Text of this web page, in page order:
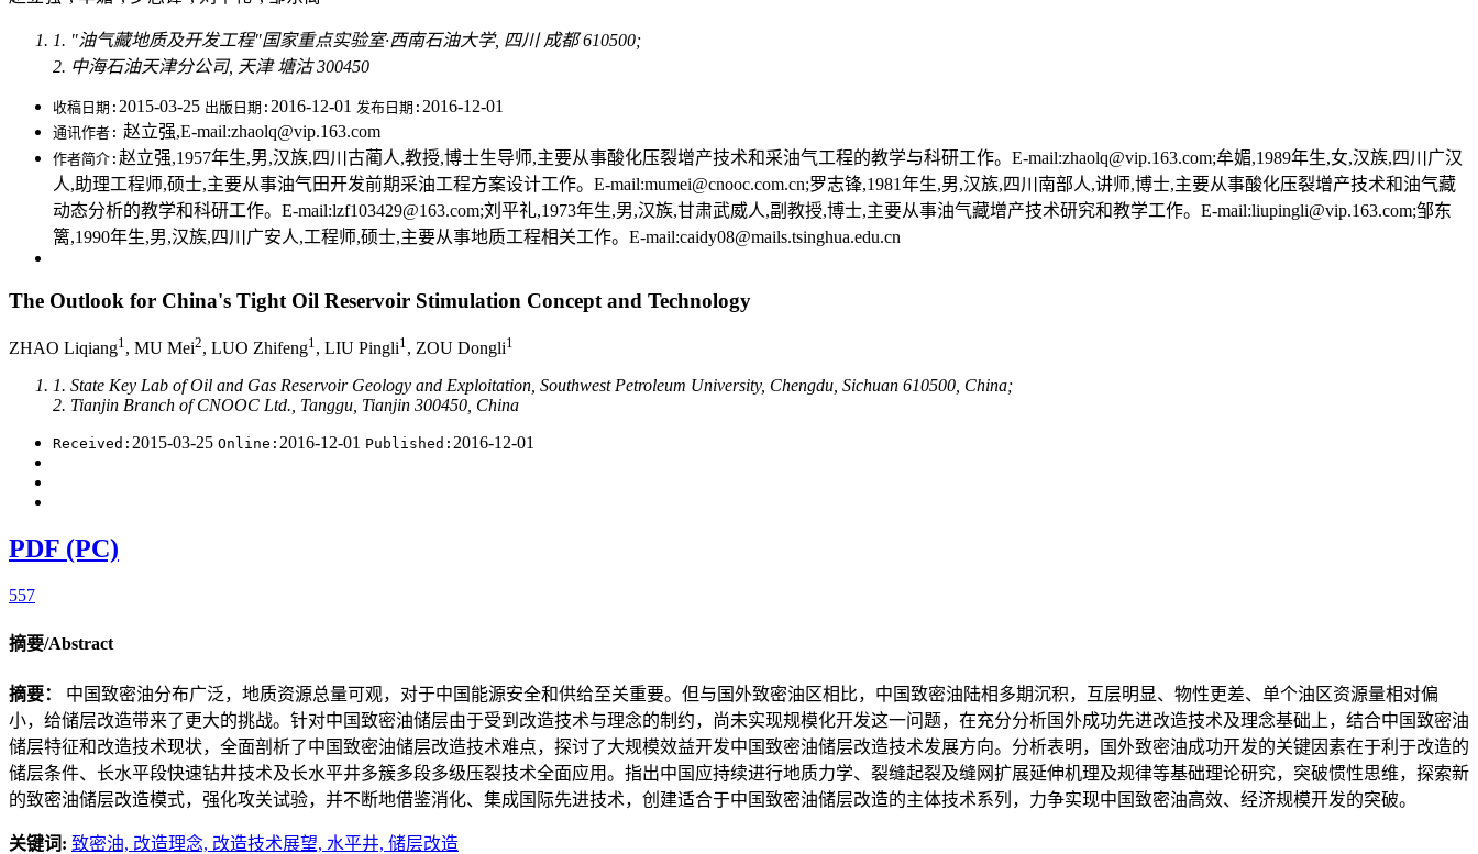
1. "油气藏地质及开发工程"国家重点实验室·西南石油大学, 四川 成都 610500;
2. 中海石油天津分公司, 天津 塘沽 300450
收稿日期: 2015-03-25 出版日期: 2016-12-01 发布日期: 2016-12-01
通讯作者: 赵立强,E-mail:zhaolq@vip.163.com
作者简介: 赵立强,1957年生,男,汉族,四川古蔺人,教授,博士生导师,主要从事酸化压裂增产技术和采油气工程的教学与科研工作。E-mail:zhaolq@vip.163.com;牟媚,1989年生,女,汉族,四川广汉
人,助理工程师,硕士,主要从事油气田开发前期采油工程方案设计工作。E-mail:mumei@cnooc.com.cn;罗志锋,1981年生,男,汉族,四川南部人,讲师,博士,主要从事酸化压裂增产技术和油气藏
动态分析的教学和科研工作。E-mail:lzf103429@163.com;刘平礼,1973年生,男,汉族,甘肃武威人,副教授,博士,主要从事油气藏增产技术研究和教学工作。E-mail:liupingli@vip.163.com;邹东
篱,1990年生,男,汉族,四川广安人,工程师,硕士,主要从事地质工程相关工作。E-mail:caidy08@mails.tsinghua.edu.cn
The Outlook for China's Tight Oil Reservoir Stimulation Concept and Technology
ZHAO Liqiang1 , MU Mei2, LUO Zhifeng1 , LIU Pingli1 , ZOU Dongli1
1. State Key Lab of Oil and Gas Reservoir Geology and Exploitation, Southwest Petroleum University, Chengdu, Sichuan 610500, China;
2. Tianjin Branch of CNOOC Ltd., Tanggu, Tianjin 300450, China
Received: 2015-03-25 Online: 2016-12-01 Published: 2016-12-01
PDF (PC)
557
摘要/Abstract
摘要： 中国致密油分布广泛，地质资源总量可观，对于中国能源安全和供给至关重要。但与国外致密油区相比，中国致密油陆相多期沉积，互层明显、物性更差、单个油区资源量相对偏
小，给储层改造带来了更大的挑战。针对中国致密油储层由于受到改造技术与理念的制约，尚未实现规模化开发这一问题，在充分分析国外成功先进改造技术及理念基础上，结合中国致密油
储层特征和改造技术现状，全面剖析了中国致密油储层改造技术难点，探讨了大规模效益开发中国致密油储层改造技术发展方向。分析表明，国外致密油成功开发的关键因素在于利于改造的
储层条件、长水平段快速钻井技术及长水平井多簇多段多级压裂技术全面应用。指出中国应持续进行地质力学、裂缝起裂及缝网扩展延伸机理及规律等基础理论研究，突破惯性思维，探索新
的致密油储层改造模式，强化攻关试验，并不断地借鉴消化、集成国际先进技术，创建适合于中国致密油储层改造的主体技术系列，力争实现中国致密油高效、经济规模开发的突破。
关键词: 致密油, 改造理念, 改造技术展望, 水平井, 储层改造